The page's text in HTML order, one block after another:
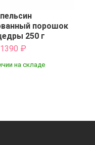
порошок
250 г
1390 ₽
на складе